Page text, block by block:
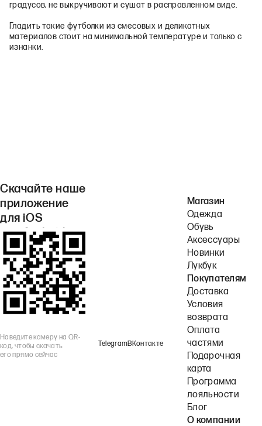
градусов, не выкручивают и сушат в расправленном виде.
Гладить такие футболки из смесовых и деликатных
материалов стоит на минимальной температуре и только с
изнанки.
Скачайте наше
приложение
для iOS
или Android.
Наведите камеру на QR-
код, чтобы скачать
его прямо сейчас
TelegramВКонтакте
Магазин
Одежда
Обувь
Аксессуары
Новинки
Лукбук
Покупателям
Доставка
Условия
возврата
Оплата
частями
Подарочная
карта
Программа
лояльности
Блог
О компании